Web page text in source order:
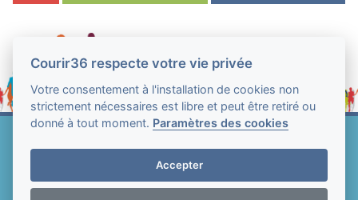
2004-2026
Mentions légales et conditions générales
Courir36 respecte votre vie privée
Votre consentement à l'installation de cookies non
strictement nécessaires est libre et peut être retiré ou
donné à tout moment. Paramètres des cookies
Accepter